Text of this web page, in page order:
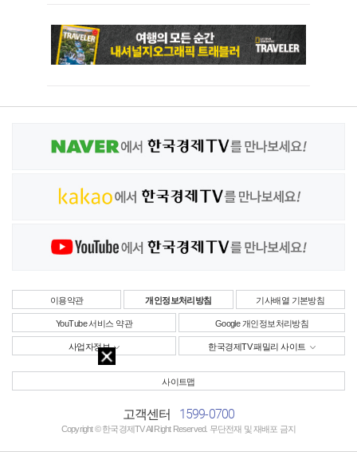
이용약관 개인정보처리방침 기사배열 기본방침
YouTube 서비스 약관 Google 개인정보처리방침
사업자정보 한국경제TV 패밀리 사이트
사이트맵
고객센터 1599-0700
Copyright © 한국경제TV All Right Reserved. 무단전재 및 재배포 금지